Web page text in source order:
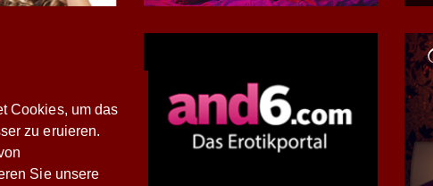
Cookies, um das
zu eruieren.
Sie unsere